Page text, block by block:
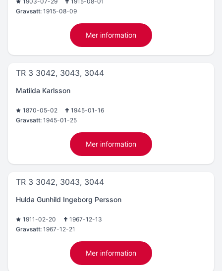
Gravsatt: 1915-08-09
Mer information
TR 3 3042, 3043, 3044
Matilda Karlsson
1870-05-02
1945-01-16
Gravsatt: 1945-01-25
Mer information
TR 3 3042, 3043, 3044
Hulda Gunhild Ingeborg Persson
1911-02-20
1967-12-13
Gravsatt: 1967-12-21
Mer information